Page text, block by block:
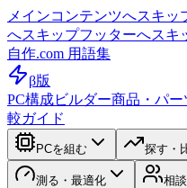
メインコンテンツへスキッ
へスキップフッターへスキ
自作.com 用語集
β版
PC構成ビルダー商品・パー
較ガイド
PCを組む 探す・
測る・最適化 相